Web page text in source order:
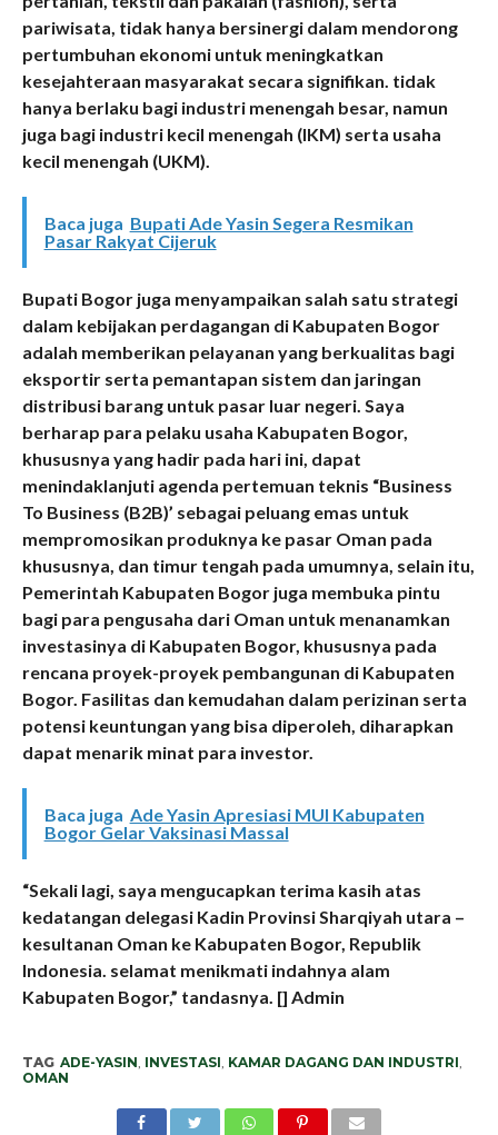
pariwisata, tidak hanya bersinergi dalam mendorong
pertumbuhan ekonomi untuk meningkatkan
kesejahteraan masyarakat secara signifikan. tidak
hanya berlaku bagi industri menengah besar, namun
juga bagi industri kecil menengah (IKM) serta usaha
kecil menengah (UKM).
Baca juga Bupati Ade Yasin Segera Resmikan
Pasar Rakyat Cijeruk
Bupati Bogor juga menyampaikan salah satu strategi
dalam kebijakan perdagangan di Kabupaten Bogor
adalah memberikan pelayanan yang berkualitas bagi
eksportir serta pemantapan sistem dan jaringan
distribusi barang untuk pasar luar negeri. Saya
berharap para pelaku usaha Kabupaten Bogor,
khususnya yang hadir pada hari ini, dapat
menindaklanjuti agenda pertemuan teknis “Business
To Business (B2B)’ sebagai peluang emas untuk
mempromosikan produknya ke pasar Oman pada
khususnya, dan timur tengah pada umumnya, selain itu,
Pemerintah Kabupaten Bogor juga membuka pintu
bagi para pengusaha dari Oman untuk menanamkan
investasinya di Kabupaten Bogor, khususnya pada
rencana proyek-proyek pembangunan di Kabupaten
Bogor. Fasilitas dan kemudahan dalam perizinan serta
potensi keuntungan yang bisa diperoleh, diharapkan
dapat menarik minat para investor.
Baca juga Ade Yasin Apresiasi MUI Kabupaten
Bogor Gelar Vaksinasi Massal
“Sekali lagi, saya mengucapkan terima kasih atas
kedatangan delegasi Kadin Provinsi Sharqiyah utara –
kesultanan Oman ke Kabupaten Bogor, Republik
Indonesia. selamat menikmati indahnya alam
Kabupaten Bogor,” tandasnya. [] Admin
TAG ADE-YASIN, INVESTASI, KAMAR DAGANG DAN INDUSTRI,
OMAN